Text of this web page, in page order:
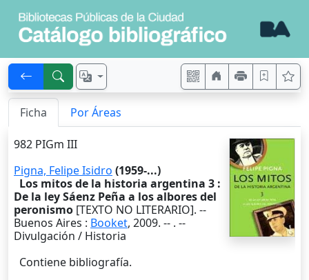
Ficha Por Áreas
982 PIGm III
Pigna, Felipe Isidro (1959-...)
Los mitos de la historia argentina 3 :
De la ley Sáenz Peña a los albores del
peronismo [TEXTO NO LITERARIO]. --
Buenos Aires : Booket, 2009. -- . --
Divulgación / Historia
Contiene bibliografía.